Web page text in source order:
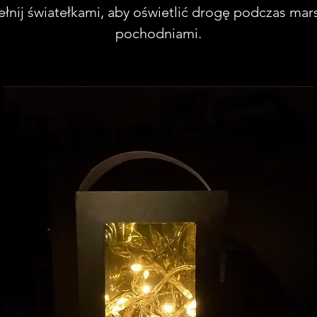
światełkami, aby oświetlić drogę podczas
pochodniami.